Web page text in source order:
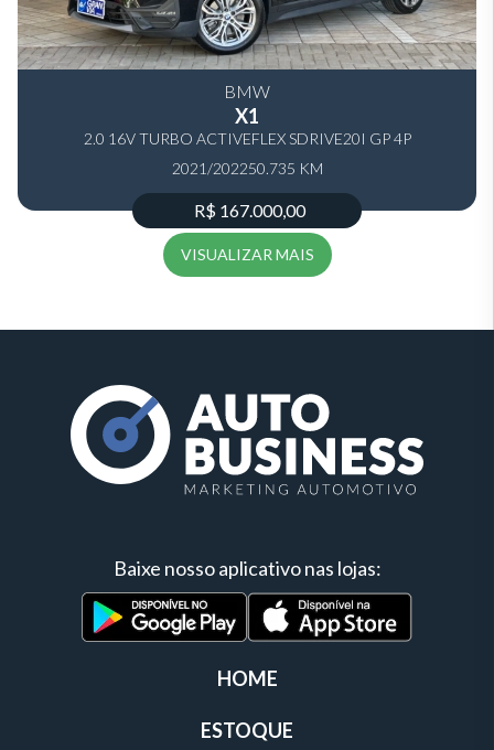
BMW
X1
2.0 16V TURBO ACTIVEFLEX SDRIVE20I GP 4P
AUTOMÁTICO
2021/202250.735 KM
R$ 167.000,00
VISUALIZAR MAIS
Baixe nosso aplicativo nas lojas:
HOME
ESTOQUE